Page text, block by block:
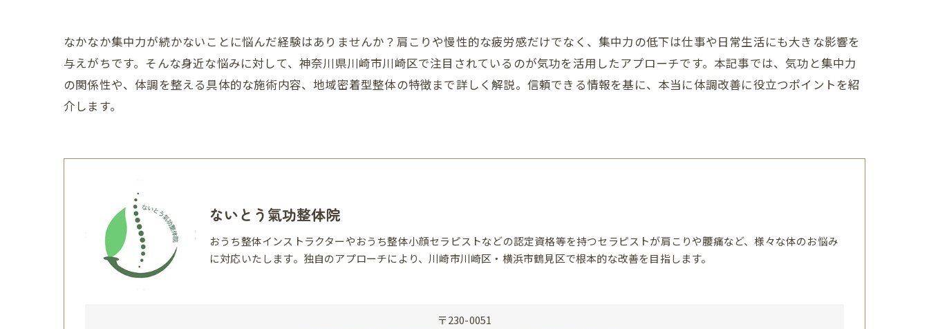
なかなか集中力が続かないことに悩んだ経験はありませんか？肩こりや慢性的な疲労感だけでなく、集中力の低下は仕事や日常生活にも大きな影響を
与えがちです。そんな身近な悩みに対して、神奈川県川崎市川崎区で注目されているのが気功を活用したアプローチです。本記事では、気功と集中力
の関係性や、体調を整える具体的な施術内容、地域密着型整体の特徴まで詳しく解説。信頼できる情報を基に、本当に体調改善に役立つポイントを紹
介します。
ないとう氣功整体院
おうち整体インストラクターやおうち整体小顔セラピストなどの認定資格等を持つセラピストが肩こりや腰痛など、様々な体のお悩み
に対応いたします。独自のアプローチにより、川崎市川崎区・横浜市鶴見区で根本的な改善を目指します。
〒230-0051